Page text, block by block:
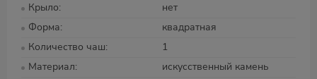
Крыло
нет
Форма
квадратная
Количество чаш
1
Материал
искусственный камень